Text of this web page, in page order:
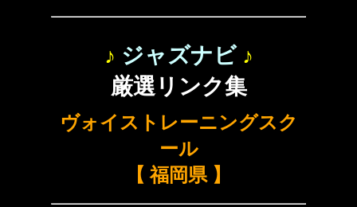
♪ ジャズナビ♪
厳選リンク集
ヴォイストレーニングスク
ール
【 福岡県 】